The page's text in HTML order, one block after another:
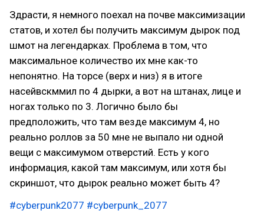
Здрасти, я немного поехал на почве максимизации
статов, и хотел бы получить максимум дырок под
шмот на легендарках. Проблема в том, что
максимальное количество их мне как-то
непонятно. На торсе (верх и низ) я в итоге
насейвскммил по 4 дырки, а вот на штанах, лице и
ногах только по 3. Логично было бы
предположить, что там везде максимум 4, но
реально роллов за 50 мне не выпало ни одной
вещи с максимумом отверстий. Есть у кого
информация, какой там максимум, или хотя бы
скриншот, что дырок реально может быть 4?
#cyberpunk2077 #cyberpunk_2077